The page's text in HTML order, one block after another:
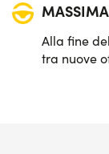
Alla fine
tra nuove